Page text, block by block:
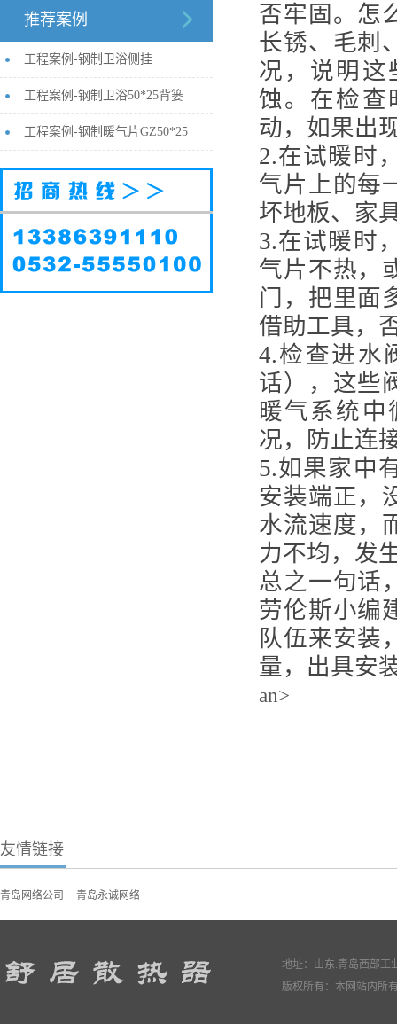
推荐案例
工程案例-钢制卫浴侧挂
工程案例-钢制卫浴50*25背篓
工程案例-钢制暖气片GZ50*25
否牢固。怎
长锈、毛刺
况，说明这
蚀。在检查
动，如果出
2.在试暖时
气片上的每
坏地板、家
3.在试暖时
气片不热，
门，把里面
借助工具，
4.检查进水
话），这些
暖气系统中
况，防止连
5.如果家中
安装端正，
水流速度，
力不均，发
总之一句话
劳伦斯小编
队伍来安装
量，出具安
an>
友情链接
青岛网络公司 青岛永诚网络
地址：山东.青岛西部
版权所有：本网站内所